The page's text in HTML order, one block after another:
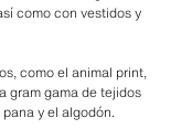
como con vestidos y
como el animal print,
gram gama de tejidos
y el algodón.